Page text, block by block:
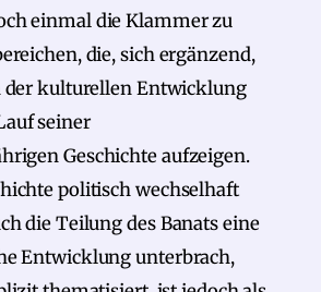
einmal die Klammer zu
die, sich ergänzend,
der kulturellen Entwicklung
seiner
Geschichte aufzeigen.
politisch wechselhaft
die Teilung des Banats eine
Entwicklung unterbrach,